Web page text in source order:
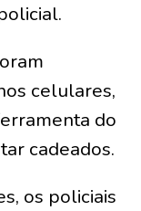
celulares,
do
cadeados.
os policiais